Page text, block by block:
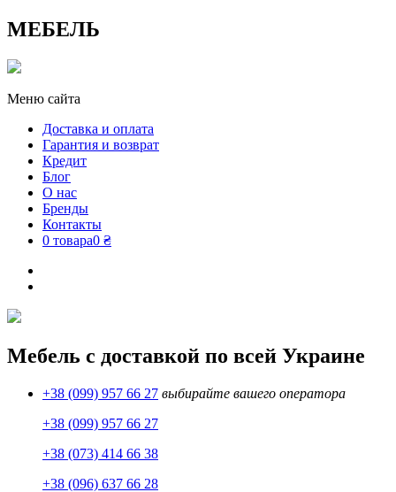
МЕБЕЛЬ
Меню сайта
Доставка и оплата
Гарантия и возврат
Кредит
Блог
О нас
Бренды
Контакты
0 товара0 ₴
Мебель с доставкой по всей Украине
+38 (099) 957 66 27 выбирайте вашего оператора
+38 (099) 957 66 27
+38 (073) 414 66 38
+38 (096) 637 66 28